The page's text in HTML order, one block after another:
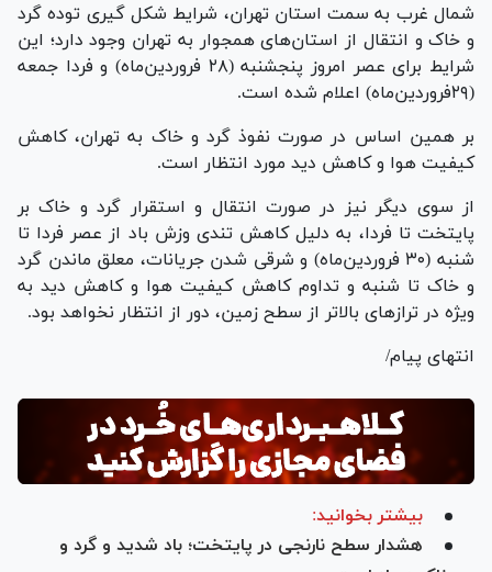
شمال غرب به سمت استان تهران، شرایط شکل گیری توده گرد
و خاک و انتقال از استان‌های همجوار به تهران وجود دارد؛ این
شرایط برای عصر امروز پنجشنبه (۲۸ فروردین‌ماه) و فردا جمعه
(۲۹‌فروردین‌ماه) اعلام شده است.
بر همین اساس در صورت نفوذ گرد و خاک به تهران، کاهش
کیفیت هوا و کاهش دید مورد انتظار است.
از سوی دیگر نیز در صورت انتقال و استقرار گرد و خاک بر
پایتخت تا فردا، به دلیل کاهش تندی وزش باد از عصر فردا تا
شنبه (۳۰ فروردین‌ماه) و شرقی شدن جریانات، معلق ماندن گرد
و خاک تا شنبه و تداوم کاهش کیفیت هوا و کاهش دید به
ویژه در تراز‌های بالاتر از سطح زمین، دور از انتظار نخواهد بود.
انتهای پیام/
بیشتر بخوانید:
هشدار سطح نارنجی در پایتخت؛ باد شدید و گرد و